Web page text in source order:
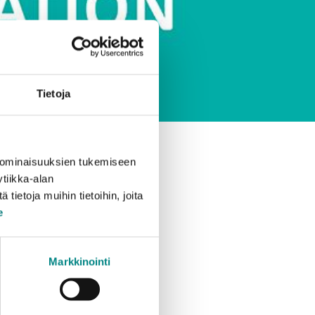
Tietoja
tukemiseen
alan
tietoja muihin tietoihin, joita
Markkinointi
asemalla
ja kuormien